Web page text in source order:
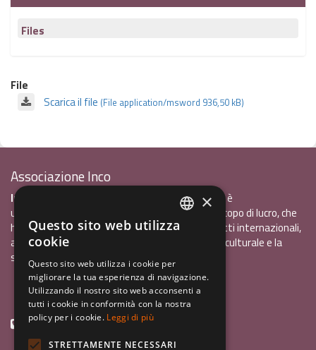
Files
File
Scarica il file (File application/msword 936,50 kB)
Associazione Inco
InCo - Interculturalità & Comunicazione APSè
un'associazione di promozione sociale, senza scopo di lucro, che
ha l'obiettivo di promuovere gli scambi e i contatti internazionali,
al fine accrescere tra i giovani la sensibilità interculturale e la
solidarietà internazionale.
Privacy policy.pdf120,41 kB
+39 0461 1822775
GERMAN
×
Questo sito web utilizza
cookie
Questo sito web utilizza i cookie per
migliorare la tua esperienza di navigazione.
Utilizzando il nostro sito web acconsenti a
tutti i cookie in conformità con la nostra
policy per i cookie. Leggi di più
STRETTAMENTE NECESSARI